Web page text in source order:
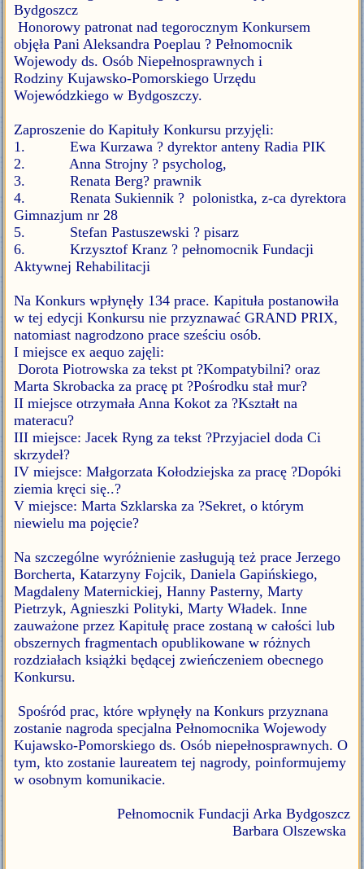
Bydgoszcz
Honorowy patronat nad tegorocznym Konkursem
objęła Pani Aleksandra Poeplau ? Pełnomocnik
Wojewody ds. Osób Niepełnosprawnych i
Rodziny Kujawsko-Pomorskiego Urzędu
Wojewódzkiego w Bydgoszczy.
Zaproszenie do Kapituły Konkursu przyjęli:
1. Ewa Kurzawa ? dyrektor anteny Radia PIK
2. Anna Strojny ? psycholog,
3. Renata Berg? prawnik
4. Renata Sukiennik ? polonistka, z-ca dyrektora
Gimnazjum nr 28
5. Stefan Pastuszewski ? pisarz
6. Krzysztof Kranz ? pełnomocnik Fundacji
Aktywnej Rehabilitacji
Na Konkurs wpłynęły 134 prace. Kapituła postanowiła
w tej edycji Konkursu nie przyznawać GRAND PRIX,
natomiast nagrodzono prace sześciu osób.
I miejsce ex aequo zajęli:
Dorota Piotrowska za tekst pt ?Kompatybilni? oraz
Marta Skrobacka za pracę pt ?Pośrodku stał mur?
II miejsce otrzymała Anna Kokot za ?Kształt na
materacu?
III miejsce: Jacek Ryng za tekst ?Przyjaciel doda Ci
skrzydeł?
IV miejsce: Małgorzata Kołodziejska za pracę ?Dopóki
ziemia kręci się..?
V miejsce: Marta Szklarska za ?Sekret, o którym
niewielu ma pojęcie?
Na szczególne wyróżnienie zasługują też prace Jerzego
Borcherta, Katarzyny Fojcik, Daniela Gapińskiego,
Magdaleny Maternickiej, Hanny Pasterny, Marty
Pietrzyk, Agnieszki Polityki, Marty Władek. Inne
zauważone przez Kapitułę prace zostaną w całości lub
obszernych fragmentach opublikowane w różnych
rozdziałach książki będącej zwieńczeniem obecnego
Konkursu.
Spośród prac, które wpłynęły na Konkurs przyznana
zostanie nagroda specjalna Pełnomocnika Wojewody
Kujawsko-Pomorskiego ds. Osób niepełnosprawnych. O
tym, kto zostanie laureatem tej nagrody, poinformujemy
w osobnym komunikacie.
Pełnomocnik Fundacji Arka Bydgoszcz
Barbara Olszewska